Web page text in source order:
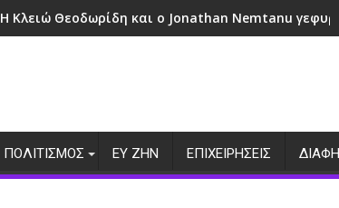
Η Κλειώ Θεοδωρίδη και ο Jonathan Nemtanu
ΠΟΛΙΤΙΣΜΟΣ ΕΥ ΖΗΝ ΕΠΙΧΕΙΡΗΣΕΙΣ